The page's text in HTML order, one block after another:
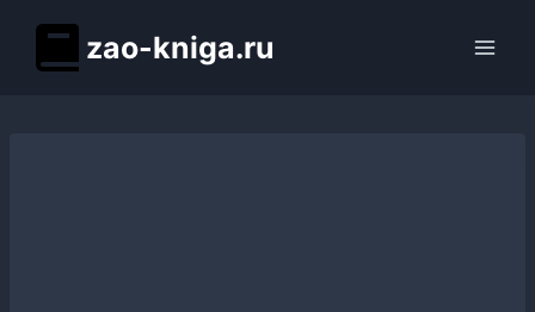
содержимому
zao-kniga.ru